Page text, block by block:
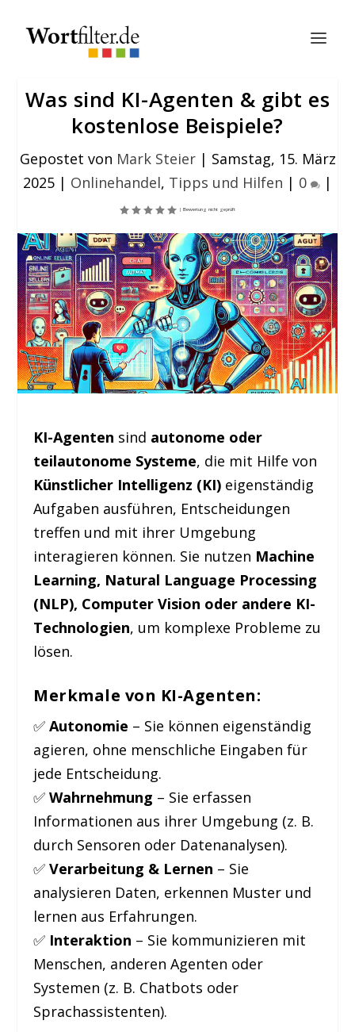
Was sind KI-Agenten & gibt es
kostenlose Beispiele?
Gepostet von Mark Steier| Samstag, 15. März
2025 | Onlinehandel, Tipps und Hilfen | 0 |
KI-Agenten sind autonome oder
teilautonome Systeme, die mit Hilfe von
Künstlicher Intelligenz (KI) eigenständig
Aufgaben ausführen, Entscheidungen
treffen und mit ihrer Umgebung
interagieren können. Sie nutzen Machine
Learning, Natural Language Processing
(NLP), Computer Vision oder andere KI-
Technologien, um komplexe Probleme zu
lösen.
Merkmale von KI-Agenten:
✅Autonomie – Sie können eigenständig
agieren, ohne menschliche Eingaben für
jede Entscheidung.
✅Wahrnehmung – Sie erfassen
Informationen aus ihrer Umgebung (z. B.
durch Sensoren oder Datenanalysen).
✅Verarbeitung & Lernen – Sie
analysieren Daten, erkennen Muster und
lernen aus Erfahrungen.
✅ Interaktion – Sie kommunizieren mit
Menschen, anderen Agenten oder
Systemen (z. B. Chatbots oder
Sprachassistenten).